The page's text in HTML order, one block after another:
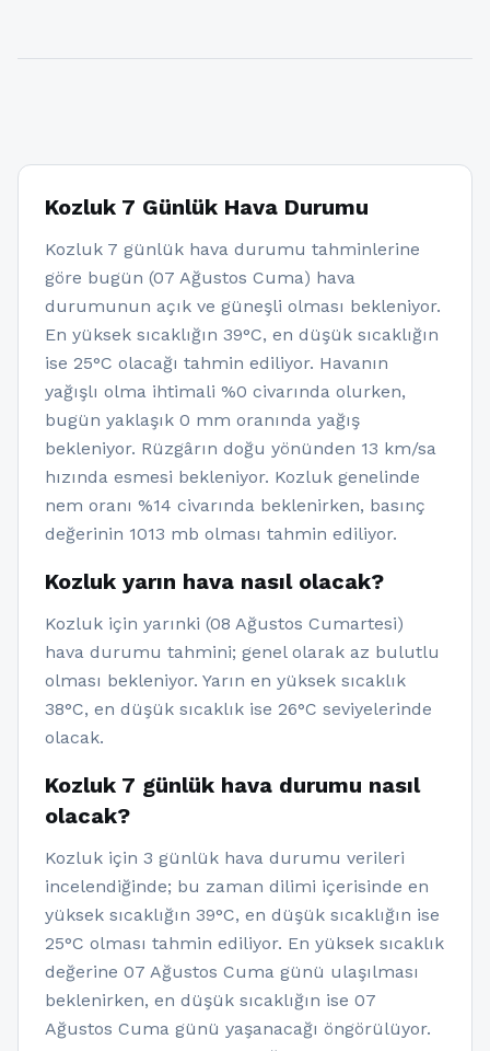
Kozluk 7 Günlük Hava Durumu
Kozluk 7 günlük hava durumu tahminlerine
göre bugün (07 Ağustos Cuma) hava
durumunun açık ve güneşli olması bekleniyor.
En yüksek sıcaklığın 39°C, en düşük sıcaklığın
ise 25°C olacağı tahmin ediliyor. Havanın
yağışlı olma ihtimali %0 civarında olurken,
bugün yaklaşık 0 mm oranında yağış
bekleniyor. Rüzgârın doğu yönünden 13 km/sa
hızında esmesi bekleniyor. Kozluk genelinde
nem oranı %14 civarında beklenirken, basınç
değerinin 1013 mb olması tahmin ediliyor.
Kozluk yarın hava nasıl olacak?
Kozluk için yarınki (08 Ağustos Cumartesi)
hava durumu tahmini; genel olarak az bulutlu
olması bekleniyor. Yarın en yüksek sıcaklık
38°C, en düşük sıcaklık ise 26°C seviyelerinde
olacak.
Kozluk 7 günlük hava durumu nasıl
olacak?
Kozluk için 3 günlük hava durumu verileri
incelendiğinde; bu zaman dilimi içerisinde en
yüksek sıcaklığın 39°C, en düşük sıcaklığın ise
25°C olması tahmin ediliyor. En yüksek sıcaklık
değerine 07 Ağustos Cuma günü ulaşılması
beklenirken, en düşük sıcaklığın ise 07
Ağustos Cuma günü yaşanacağı öngörülüyor.